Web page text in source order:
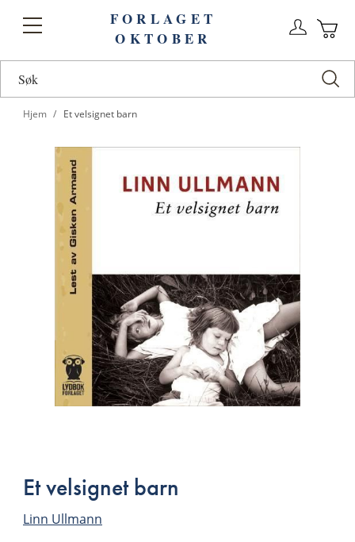
Toggle
FORLAGET
OKTOBER
Hjem Et velsignet barn
boken
Et velsignet barn
Linn Ullmann